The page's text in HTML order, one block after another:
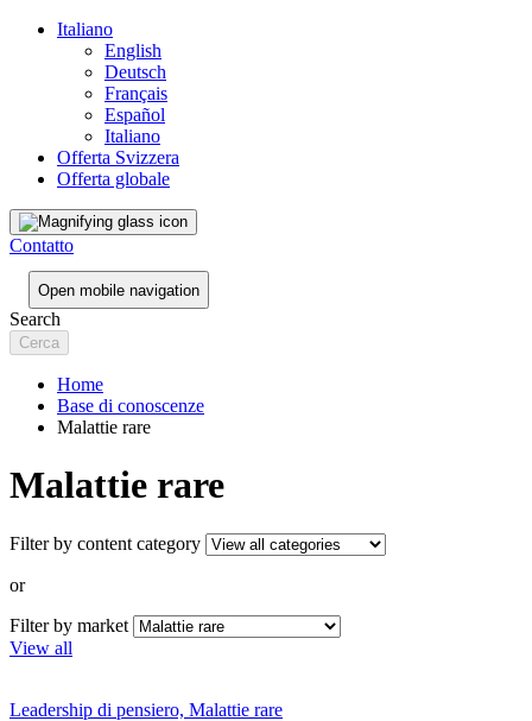
Italiano
English
Deutsch
Français
Español
Italiano
Offerta Svizzera
Offerta globale
Contatto
Open mobile navigation
Search
Home
Base di conoscenze
Malattie rare
Malattie rare
Filter by content category
or
Filter by market
View all
Leadership di pensiero, Malattie rare